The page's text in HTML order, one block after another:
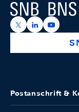
Logo
https://x.com/
https://
Postanschrift &